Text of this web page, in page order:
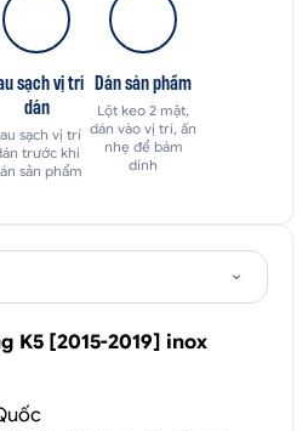
sạch vị trí
dán
sạch vị trí
trước khi
sản phẩm
Dán sản phẩm
Lột keo 2 mặt,
dán vào vị trí, ấn
nhẹ để bám
dính
K5 [2015-2019] inox